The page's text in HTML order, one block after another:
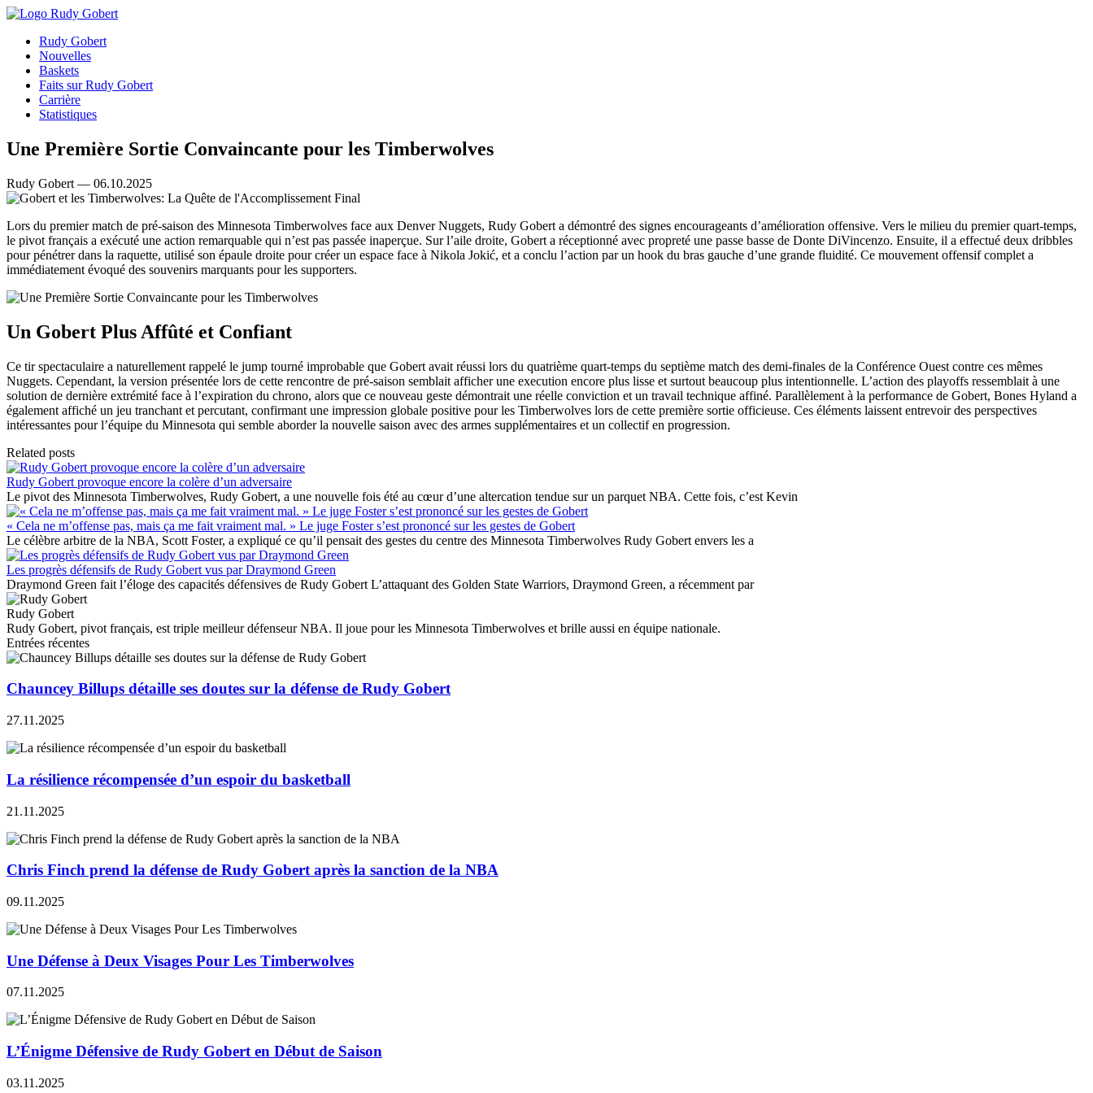
Rudy Gobert
Nouvelles
Baskets
Faits sur Rudy Gobert
Carrière
Statistiques
Une Première Sortie Convaincante pour les Timberwolves
Rudy Gobert — 06.10.2025
Lors du premier match de pré-saison des Minnesota Timberwolves face aux Denver Nuggets, Rudy Gobert a démontré des signes encourageants d’amélioration offensive. Vers le milieu du premier quart-temps,
le pivot français a exécuté une action remarquable qui n’est pas passée inaperçue. Sur l’aile droite, Gobert a réceptionné avec propreté une passe basse de Donte DiVincenzo. Ensuite, il a effectué deux dribbles
pour pénétrer dans la raquette, utilisé son épaule droite pour créer un espace face à Nikola Jokić, et a conclu l’action par un hook du bras gauche d’une grande fluidité. Ce mouvement offensif complet a
immédiatement évoqué des souvenirs marquants pour les supporters.
Un Gobert Plus Affûté et Confiant
Ce tir spectaculaire a naturellement rappelé le jump tourné improbable que Gobert avait réussi lors du quatrième quart-temps du septième match des demi-finales de la Conférence Ouest contre ces mêmes
Nuggets. Cependant, la version présentée lors de cette rencontre de pré-saison semblait afficher une execution encore plus lisse et surtout beaucoup plus intentionnelle. L’action des playoffs ressemblait à une
solution de dernière extrémité face à l’expiration du chrono, alors que ce nouveau geste démontrait une réelle conviction et un travail technique affiné. Parallèlement à la performance de Gobert, Bones Hyland a
également affiché un jeu tranchant et percutant, confirmant une impression globale positive pour les Timberwolves lors de cette première sortie officieuse. Ces éléments laissent entrevoir des perspectives
intéressantes pour l’équipe du Minnesota qui semble aborder la nouvelle saison avec des armes supplémentaires et un collectif en progression.
Related posts
Rudy Gobert provoque encore la colère d’un adversaire
Le pivot des Minnesota Timberwolves, Rudy Gobert, a une nouvelle fois été au cœur d’une altercation tendue sur un parquet NBA. Cette fois, c’est Kevin
« Cela ne m’offense pas, mais ça me fait vraiment mal. » Le juge Foster s’est prononcé sur les gestes de Gobert
Le célèbre arbitre de la NBA, Scott Foster, a expliqué ce qu’il pensait des gestes du centre des Minnesota Timberwolves Rudy Gobert envers les a
Les progrès défensifs de Rudy Gobert vus par Draymond Green
Draymond Green fait l’éloge des capacités défensives de Rudy Gobert L’attaquant des Golden State Warriors, Draymond Green, a récemment par
Rudy Gobert
Rudy Gobert, pivot français, est triple meilleur défenseur NBA. Il joue pour les Minnesota Timberwolves et brille aussi en équipe nationale.
Entrées récentes
Chauncey Billups détaille ses doutes sur la défense de Rudy Gobert
27.11.2025
La résilience récompensée d’un espoir du basketball
21.11.2025
Chris Finch prend la défense de Rudy Gobert après la sanction de la NBA
09.11.2025
Une Défense à Deux Visages Pour Les Timberwolves
07.11.2025
L’Énigme Défensive de Rudy Gobert en Début de Saison
03.11.2025